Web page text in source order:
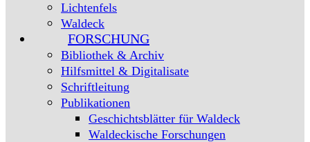
Lichtenfels
Waldeck
FORSCHUNG
Bibliothek & Archiv
Hilfsmittel & Digitalisate
Schriftleitung
Publikationen
Geschichtsblätter für Waldeck
Waldeckische Forschungen